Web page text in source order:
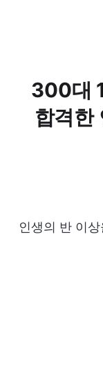
300대
합격한
인생의 반 이